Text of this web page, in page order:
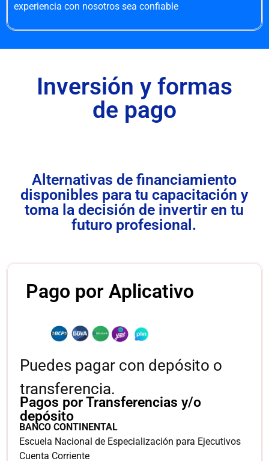
experiencia con nosotros sea confiable
Inversión y formas
de pago
Alternativas de financiamiento
disponibles para tu capacitación y
toma la decisión de invertir en tu
futuro profesional.
Pago por Aplicativo
Puedes pagar con depósito o
transferencia.
BANCO CONTINENTAL
Escuela Nacional de Especialización para Ejecutivos
Cuenta Corriente
Pagos por Transferencias y/o
depósito